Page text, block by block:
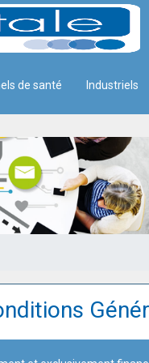
de santé Industriels